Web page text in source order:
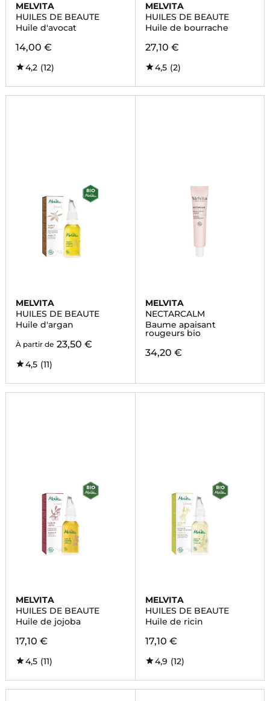
MELVITA
HUILES DE BEAUTE
Huile d'avocat
14,00 €
4,2 (12)
MELVITA
HUILES DE BEAUTE
Huile de bourrache
27,10 €
4,5 (2)
MELVITA
HUILES DE BEAUTE
Huile d'argan
À partir de 23,50 €
4,5 (11)
MELVITA
NECTARCALM
Baume apaisant
rougeurs bio
34,20 €
MELVITA
HUILES DE BEAUTE
Huile de jojoba
17,10 €
4,5 (11)
MELVITA
HUILES DE BEAUTE
Huile de ricin
17,10 €
4,9 (12)